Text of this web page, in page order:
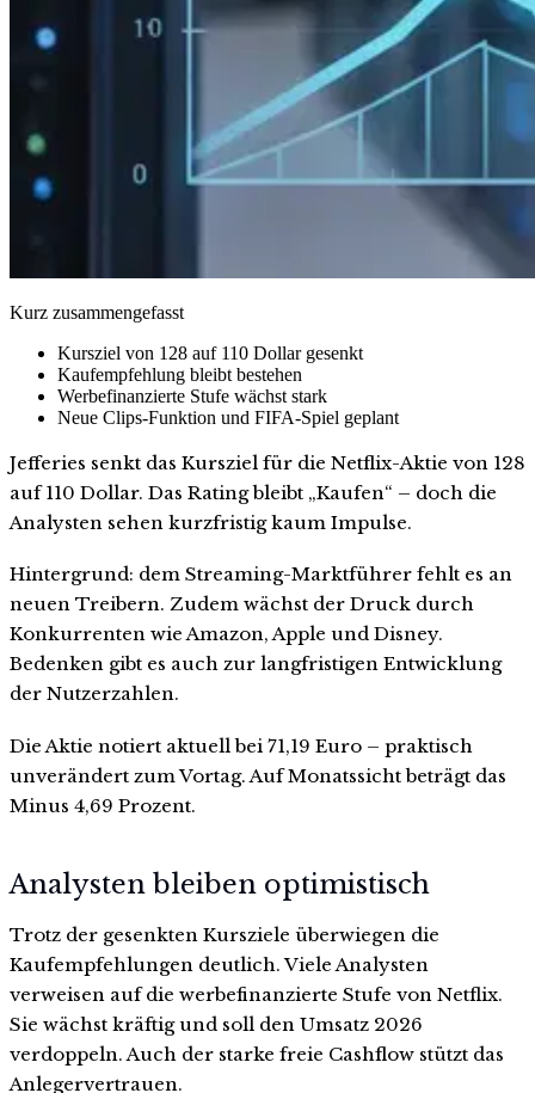
Kurz zusammengefasst
Kursziel von 128 auf 110 Dollar gesenkt
Kaufempfehlung bleibt bestehen
Werbefinanzierte Stufe wächst stark
Neue Clips-Funktion und FIFA-Spiel geplant
Jefferies senkt das Kursziel für die Netflix-Aktie von 128
auf 110 Dollar. Das Rating bleibt „Kaufen“ – doch die
Analysten sehen kurzfristig kaum Impulse.
Hintergrund: dem Streaming-Marktführer fehlt es an
neuen Treibern. Zudem wächst der Druck durch
Konkurrenten wie Amazon, Apple und Disney.
Bedenken gibt es auch zur langfristigen Entwicklung
der Nutzerzahlen.
Die Aktie notiert aktuell bei 71,19 Euro – praktisch
unverändert zum Vortag. Auf Monatssicht beträgt das
Minus 4,69 Prozent.
Analysten bleiben optimistisch
Trotz der gesenkten Kursziele überwiegen die
Kaufempfehlungen deutlich. Viele Analysten
verweisen auf die werbefinanzierte Stufe von Netflix.
Sie wächst kräftig und soll den Umsatz 2026
verdoppeln. Auch der starke freie Cashflow stützt das
Anlegervertrauen.